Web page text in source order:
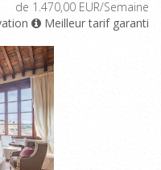
de 1.470,00 EUR/Semaine
Meilleur tarif garanti